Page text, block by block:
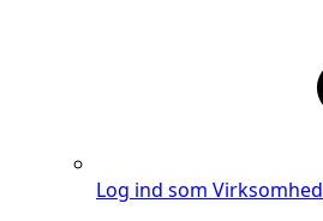
Log ind som Virksomhed